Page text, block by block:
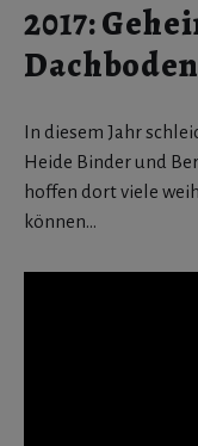
2017:
Dachboden
In diesem Jahr
Heide Binder und
hoffen dort viele
können…